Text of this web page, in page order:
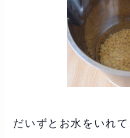
だいずとお水をいれて